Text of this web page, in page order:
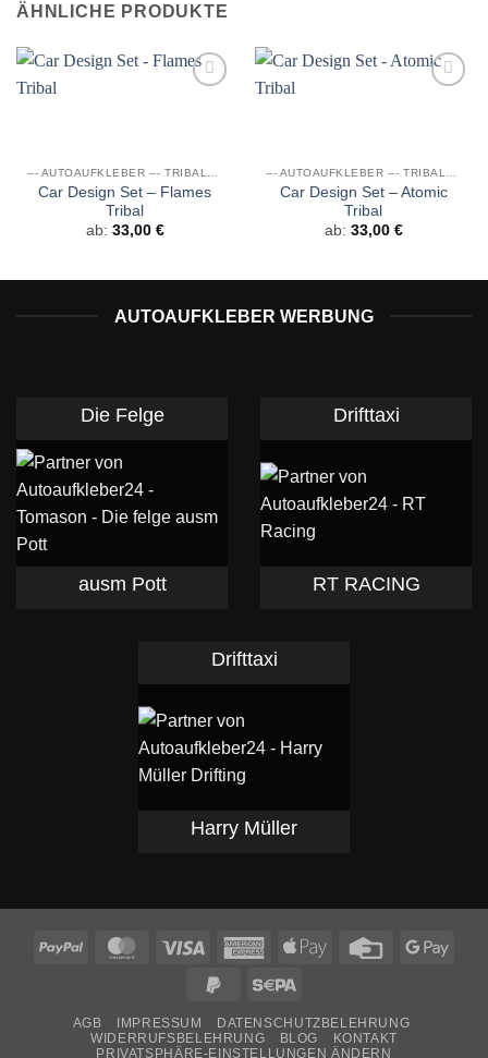
ÄHNLICHE PRODUKTE
Car Design Set – Flames
Tribal
ab: 33,00 €
Car Design Set – Atomic
Tribal
ab: 33,00 €
AUTOAUFKLEBER WERBUNG
Die Felge
ausm Pott
Drifttaxi
RT RACING
Drifttaxi
Harry Müller
PayPal MasterCardVisa
AmericanApple
Credit
PayPal
AGB IMPRESSUM
DATENSCHUTZBELEHRUNG
WIDERRUFSBELEHRUNG
BLOG
KONTAKT
PRIVATSPHÄRE-EINSTELLUNGEN ÄNDERN